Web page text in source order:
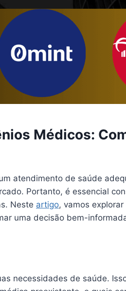
Médicos:
atendimento de saúde
Portanto, é essencial
Neste artigo, vamos
uma decisão bem-
necessidades de saúde.